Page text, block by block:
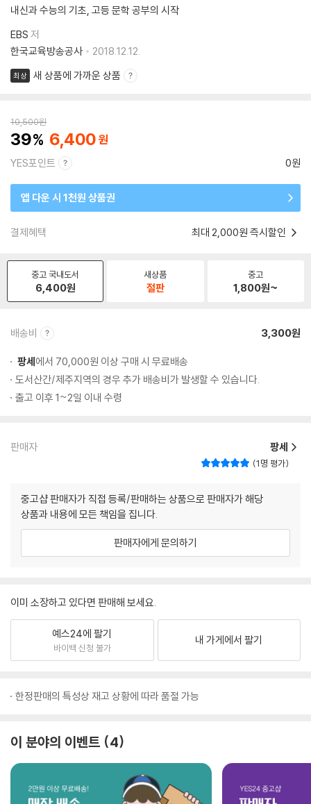
내신과 수능의 기초, 고등 문학 공부의 시작
EBS 저
한국교육방송공사
2018.12.12.
최상 새 상품에 가까운 상품
10,500원
39 6,400
YES포인트 0원
앱 다운 시 1천원 상품권
결제혜택 최대 2,000원 즉시할인
중고 국내도서
6,400원
새상품
절판
중고
1,800원~
배송비 3,300원
팡세에서 70,000원 이상 구매 시 무료배송
도서산간/제주지역의 경우 추가 배송비가 발생할 수 있습니다.
출고 이후 1~2일 이내 수령
판매자 팡세
1명 평가
중고샵 판매자가 직접 등록/판매하는 상품으로 판매자가 해당
상품과 내용에 모든 책임을 집니다.
판매자에게 문의하기
이미 소장하고 있다면 판매해 보세요.
예스24에 팔기
바이백 신청 불가
내 가게에서 팔기
한정판매의 특성상 재고 상황에 따라 품절 가능
이 분야의 이벤트 4